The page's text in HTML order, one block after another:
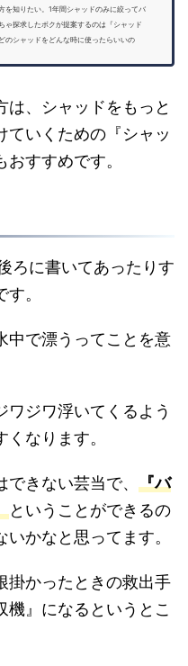
を知りたい。1年間シャッドのみに絞ってバ
ゃ探求したボクが提案するのは『シャッド
のシャッドをどんな時に使ったらいいの
異なる性能を理解しないといけません。そ
は、シャッドをもっと
ていくための『シャッ
すすめです。
ろに書いてあったりす
。
中で漂うってことを意
ワジワ浮いてくるよう
なります。
きない芸当で、 『バ
ということができるの
かなと思ってます。
掛かったときの救出手
』になるというとこ